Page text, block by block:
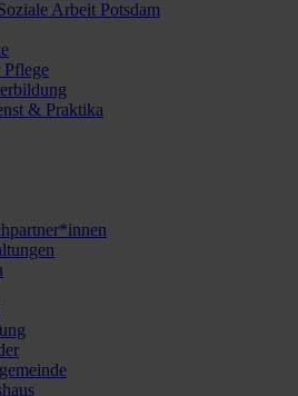
Arbeit Potsdam
Pflege
& Praktika